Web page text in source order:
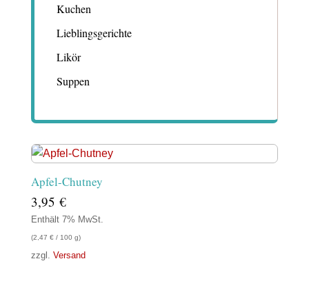
Kuchen
Lieblingsgerichte
Likör
Suppen
Apfel-Chutney
3,95 €
Enthält 7% MwSt.
(2,47 €/ 100 g)
zzgl. Versand